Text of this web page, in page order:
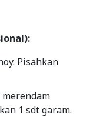
Pisahkan
1 sdt garam.